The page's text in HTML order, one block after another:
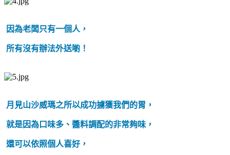
因為老闆只有一個人，
所有沒有辦法外送喲！
月見山沙威瑪之所以成功擄獲我們的胃，
就是因為口味多、醬料調配的非常夠味，
還可以依照個人喜好，